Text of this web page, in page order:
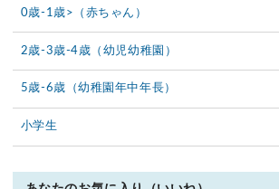
0歳-1歳>（赤ちゃん）
2歳-3歳-4歳（幼児幼稚園）
5歳-6歳（幼稚園年中年長）
小学生